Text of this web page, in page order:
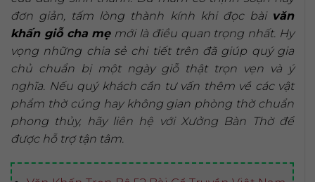
đơn giản, tấm lòng thành kính khi đọc bài văn
khấn giỗ cha mẹmới là điều quan trọng nhất. Hy
vọng những chia sẻ chi tiết trên đã giúp quý gia
chủ chuẩn bị một ngày giỗ thật trọn vẹn và ý
nghĩa. Nếu quý khách cần tư vấn thêm về các vật
phẩm thờ cúng hay không gian phòng thờ chuẩn
phong thủy, hãy liên hệ với Xưởng Bàn Thờ để
được hỗ trợ tận tâm.